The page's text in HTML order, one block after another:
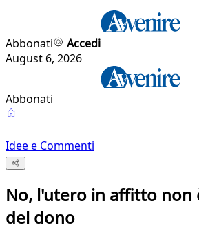
Abbonati
Accedi
August 6, 2026
Abbonati
Idee e Commenti
No, l'utero in affitto non
del dono